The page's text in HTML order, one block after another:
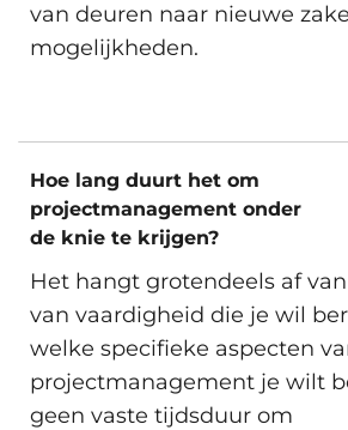
van deuren naar nieuwe
mogelijkheden.
Hoe lang duurt het om
projectmanagement onder
de knie te krijgen?
Het hangt grotendeels af
van vaardigheid die je wil
welke specifieke aspecten
projectmanagement je wilt
geen vaste tijdsduur om